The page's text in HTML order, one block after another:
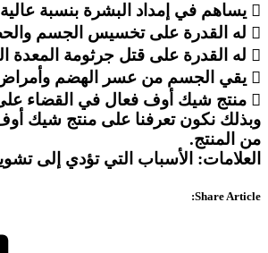
 يساهم في إمداد البشرة بنسبة عالية من الفيتامينات والمعادن التي تساهم في نضارتها وإشراقها.
 له القدرة على تخسيس الجسم والحصول على الوزن المثالي ما يعود بالنفع على جمال الجسم.
 له القدرة على قتل جرثومة المعدة التي تهدد صحة الجهاز الهمضي.
 يقي الجسم من عسر الهضم وأمراض القولون.
 منتج شيك أوف فعال في القضاء على الكرش ما يعود بالنفع على جمال الجسم ورشاقته.
وبذلك نكون تعرفنا على منتج شيك
من المنتج.
العلامات: الأسباب التي تؤدي إلى
Share Article: